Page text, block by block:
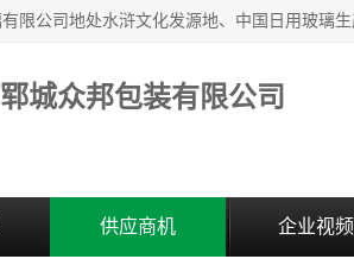
郓城众邦包装有限公司
供应商机 企业视频